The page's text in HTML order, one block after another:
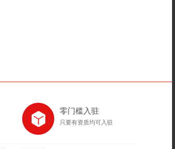
零门槛入驻
只要有资质均可入驻